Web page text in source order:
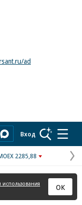
ad
Вход
2285,88
ОК